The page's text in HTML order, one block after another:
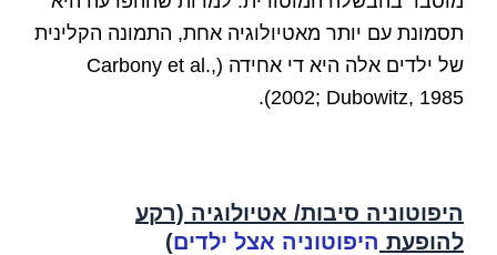
תסמונת עם יותר מאטיולוגיה אחת, התמונה הקלינית
של ילדים אלה היא די אחידה (Carbony et al.,
2002; Dubowitz, 1985).
היפוטוניה סיבות/ אטיולוגיה (רקע
להופעת היפוטוניה אצל ילדים)